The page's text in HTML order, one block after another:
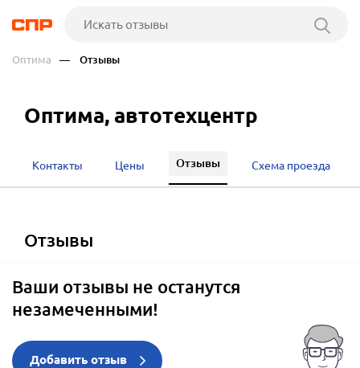
Оптима — Отзывы
Оптима, автотехцентр
отзывы
Контакты Цены Отзывы Схема проезда
Ваши отзывы не останутся
незамеченными!
Добавить отзыв